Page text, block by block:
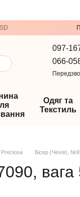
097-
066-
Одяг та
Текстиль
Preciosa Бісер (Чехія),
вага